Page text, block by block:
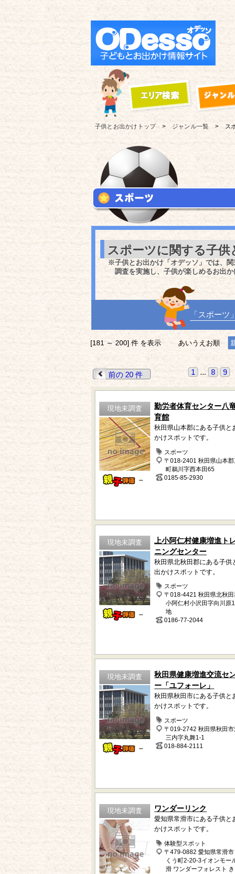
子供とお出かけ トップ ジャンル一覧 ス
スポーツに関する子供
※子供とお出かけ「オデッソ」では、
調査を実施し、子供が楽しめるお出
「スポーツ
[181 ～ 200] 件 を表示 あいうえお順
前の 20 件 1 ... 8 9
現地未調査
－
勤労者体育センター八
育館
秋田県山本郡にある子供と
かけスポットです。
スポーツ
〒018-2401 秋田県山本郡
町鵜川字西本田65
0185-85-2930
現地未調査
－
上小阿仁村健康増進ト
ニングセンター
秋田県北秋田郡にある子供
出かけスポットです。
スポーツ
〒018-4421 秋田県北秋田
小阿仁村小沢田字向川原
地
0186-77-2044
現地未調査
－
秋田県健康増進交流セ
ー「ユフォーレ」
秋田県秋田市にある子供と
かけスポットです。
スポーツ
〒019-2742 秋田県秋田市
三内字丸舞1-1
018-884-2111
現地未調査 ワンダーリンク
愛知県常滑市にある子供と
かけスポットです。
体験型スポット
〒479-0882 愛知県常滑市
くう町2-20-3イオンモー
滑 ワンダーフォレスト き